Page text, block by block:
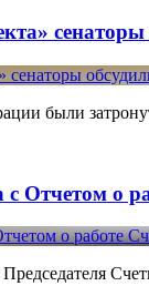
были
с Отчетом о